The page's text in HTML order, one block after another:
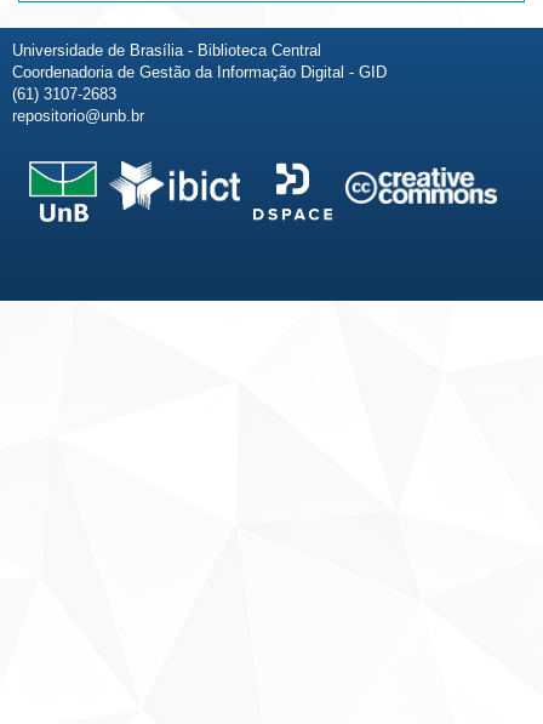
Universidade de Brasília - Biblioteca Central
Coordenadoria de Gestão da Informação Digital - GID
(61) 3107-2683
repositorio@unb.br